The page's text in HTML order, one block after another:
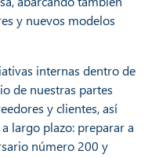
y nuevos modelos
internas dentro de
de nuestras partes
y clientes, así
largo plazo: preparar a
número 200 y